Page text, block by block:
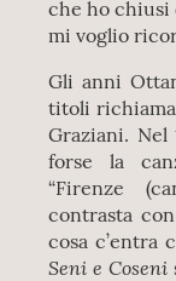
che ho
mi voglio
Gli anni
titoli
Graziani. Nel
forse la
“Firenze
contrasta
cosa c’entra
Seni e Coseni